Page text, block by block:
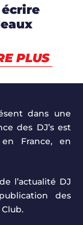
écrire
PLUS
dans une
des DJ’s est
France, en
l’actualité DJ
des